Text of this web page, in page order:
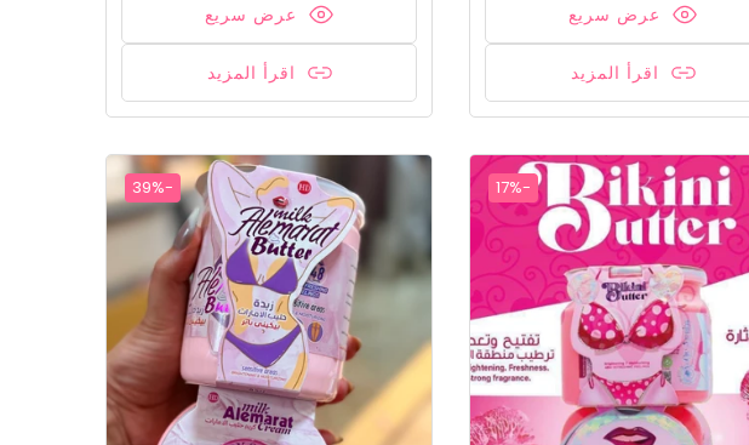
عرض سريع
اقرأ المزيد
عرض سريع
اقرأ المزيد
-17%
-39%